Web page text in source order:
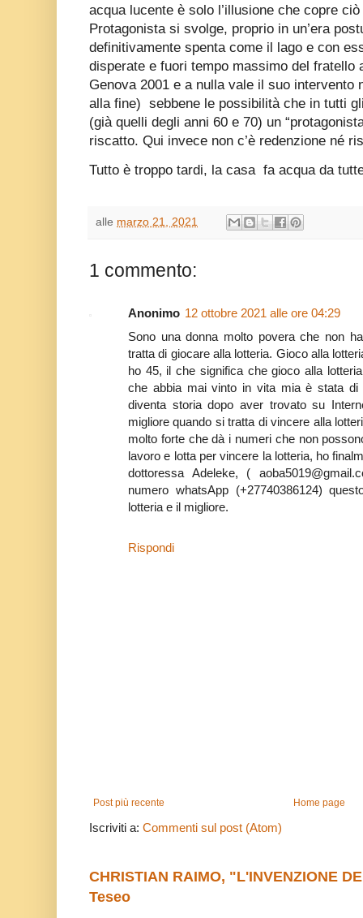
acqua lucente è solo l’illusione che copre
Protagonista si svolge, proprio in un’era
definitivamente spenta come il lago e con
disperate e fuori tempo massimo del fratello
Genova 2001 e a nulla vale il suo intervento
alla fine) sebbene le possibilità che in tutti
(già quelli degli anni 60 e 70) un
riscatto. Qui invece non c’è redenzione né
Tutto è troppo tardi, la casa fa acqua da
alle marzo 21, 2021
1 commento:
Anonimo 12 ottobre 2021 alle ore 04:29
Sono una donna molto povera che non
tratta di giocare alla lotteria. Gioco alla
ho 45, il che significa che gioco alla
che abbia mai vinto in vita mia è stata
diventa storia dopo aver trovato su
migliore quando si tratta di vincere alla
molto forte che dà i numeri che non
lavoro e lotta per vincere la lotteria, ho
dottoressa Adeleke, (
numero whatsApp (+27740386124)
lotteria e il migliore.
Rispondi
Post più recente Home page
Iscriviti a: Commenti sul post (Atom)
CHRISTIAN RAIMO, "L'INVENZIONE
Teseo